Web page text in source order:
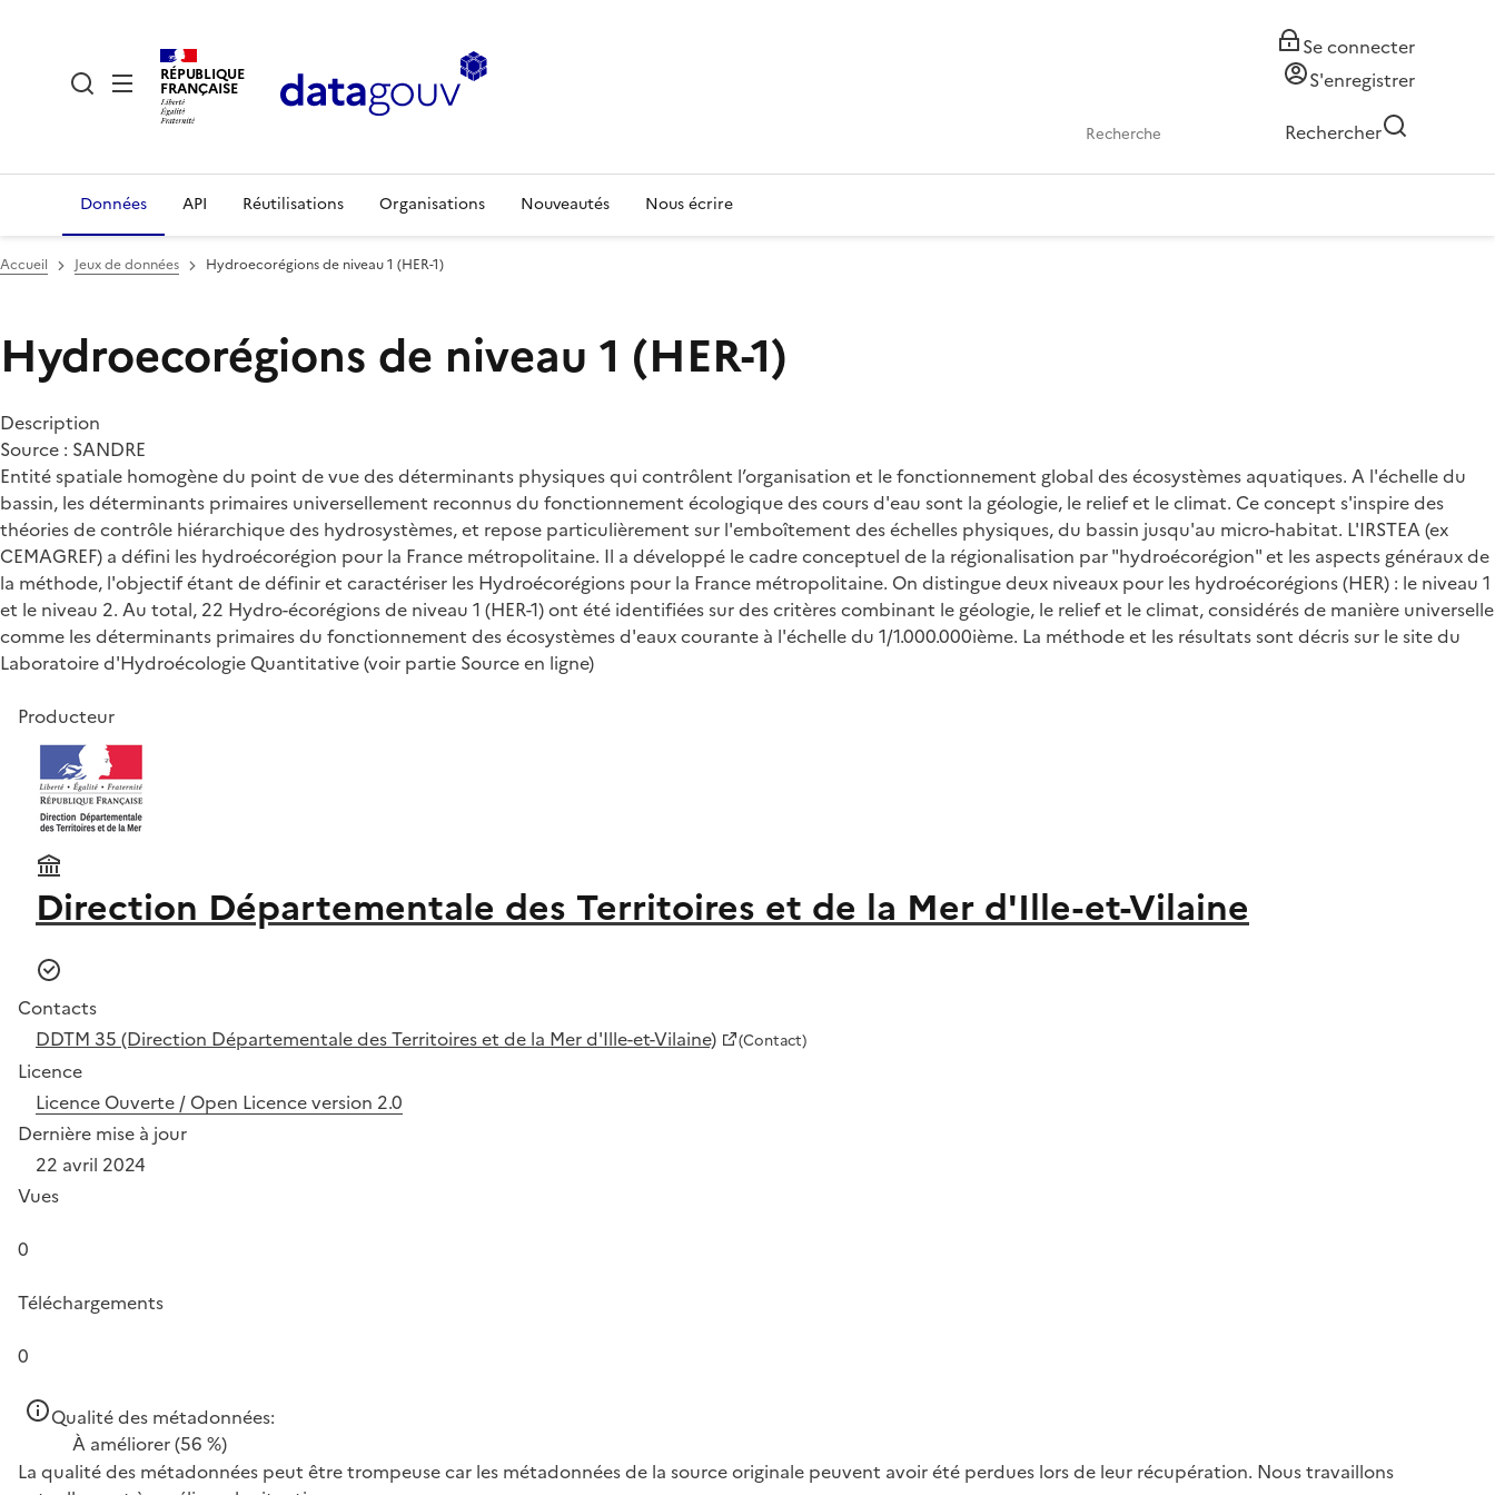
RÉPUBLIQUE
FRANÇAISE
Se connecter
S'enregistrer
Rechercher
Données API Réutilisations Organisations Nouveautés Nous écrire
Accueil Jeux de données Hydroecorégions de niveau 1 (HER-1)
Hydroecorégions de niveau 1 (HER-1)
Description
Source : SANDRE
Entité spatiale homogène du point de vue des déterminants physiques qui contrôlent l’organisation et le fonctionnement global des écosystèmes aquatiques. A l'échelle du
bassin, les déterminants primaires universellement reconnus du fonctionnement écologique des cours d'eau sont la géologie, le relief et le climat. Ce concept s'inspire des
théories de contrôle hiérarchique des hydrosystèmes, et repose particulièrement sur l'emboîtement des échelles physiques, du bassin jusqu'au micro-habitat. L'IRSTEA (ex
CEMAGREF) a défini les hydroécorégion pour la France métropolitaine. Il a développé le cadre conceptuel de la régionalisation par "hydroécorégion" et les aspects généraux de
la méthode, l'objectif étant de définir et caractériser les Hydroécorégions pour la France métropolitaine. On distingue deux niveaux pour les hydroécorégions (HER) : le niveau 1
et le niveau 2. Au total, 22 Hydro-écorégions de niveau 1 (HER-1) ont été identifiées sur des critères combinant le géologie, le relief et le climat, considérés de manière universelle
comme les déterminants primaires du fonctionnement des écosystèmes d'eaux courante à l'échelle du 1/1.000.000ième. La méthode et les résultats sont décris sur le site du
Laboratoire d'Hydroécologie Quantitative (voir partie Source en ligne)
Producteur
Direction Départementale des Territoires et de la Mer d'Ille-et-Vilaine
Contacts
DDTM 35 (Direction Départementale des Territoires et de la Mer d'Ille-et-Vilaine)
(Contact)
Licence
Licence Ouverte / Open Licence version 2.0
Dernière mise à jour
22 avril 2024
Vues
0
Téléchargements
0
Qualité des métadonnées:
À améliorer(56 %)
La qualité des métadonnées peut être trompeuse car les métadonnées de la source originale peuvent avoir été perdues lors de leur récupération. Nous travaillons